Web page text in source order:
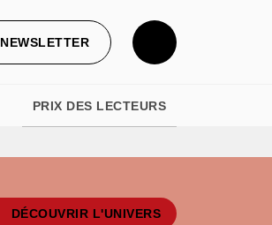
NEWSLETTER
PRIX DES LECTEURS
DÉCOUVRIR L'UNIVERS